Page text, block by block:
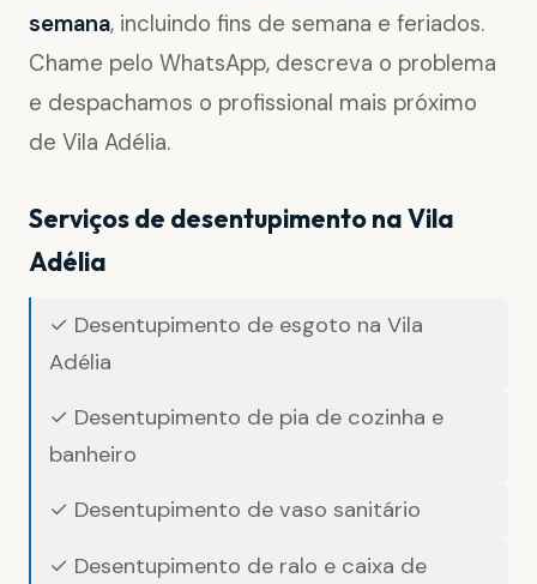
semana, incluindo fins de semana e feriados.
Chame pelo WhatsApp, descreva o problema
e despachamos o profissional mais próximo
de Vila Adélia.
Serviços de desentupimento na Vila
Adélia
✓ Desentupimento de esgoto na Vila
Adélia
✓ Desentupimento de pia de cozinha e
banheiro
✓ Desentupimento de vaso sanitário
✓ Desentupimento de ralo e caixa de